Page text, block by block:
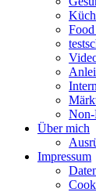
Non-
Über mich
Impressum